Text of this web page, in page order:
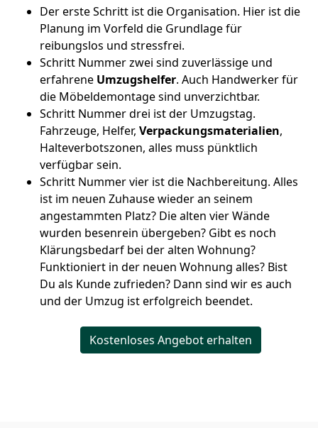
Der erste Schritt ist die Organisation. Hier ist die
Planung im Vorfeld die Grundlage für
reibungslos und stressfrei.
Schritt Nummer zwei sind zuverlässige und
erfahrene Umzugshelfer. Auch Handwerker für
die Möbeldemontage sind unverzichtbar.
Schritt Nummer drei ist der Umzugstag.
Fahrzeuge, Helfer, Verpackungsmaterialien,
Halteverbotszonen, alles muss pünktlich
verfügbar sein.
Schritt Nummer vier ist die Nachbereitung. Alles
ist im neuen Zuhause wieder an seinem
angestammten Platz? Die alten vier Wände
wurden besenrein übergeben? Gibt es noch
Klärungsbedarf bei der alten Wohnung?
Funktioniert in der neuen Wohnung alles? Bist
Du als Kunde zufrieden? Dann sind wir es auch
und der Umzug ist erfolgreich beendet.
Kostenloses Angebot erhalten